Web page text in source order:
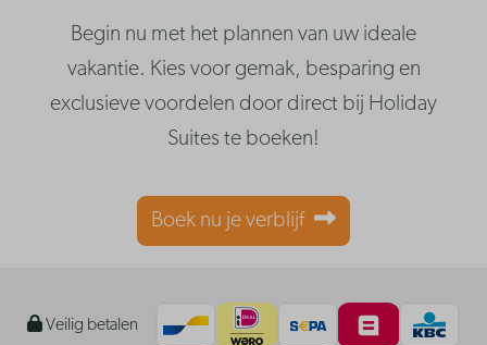
Begin nu met het plannen van uw ideale
vakantie. Kies voor gemak, besparing en
exclusieve voordelen door direct bij Holiday
Suites te boeken!
Boek nu je verblijf
Veilig betalen